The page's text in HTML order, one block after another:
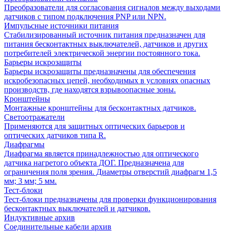
Преобразователи для согласования сигналов между выходами
датчиков с типом подключения PNP или NPN.
Импульсные источники питания
Стабилизированный источник питания предназначен для
питания бесконтактных выключателей, датчиков и других
потребителей электрической энергии постоянного тока.
Барьеры искрозащиты
Барьеры искрозащиты предназначены для обеспечения
искробезопасных цепей, необходимых в условиях опасных
производств, где находятся взрывоопасные зоны.
Кронштейны
Монтажные кронштейны для бесконтактных датчиков.
Светоотражатели
Применяются для защитных оптических барьеров и
оптических датчиков типа R.
Диафрагмы
Диафрагма является принадлежностью для оптического
датчика нагретого объекта ДОГ. Предназначена для
ограничения поля зрения. Диаметры отверстий диафрагм 1,5
мм; 3 мм; 5 мм.
Тест-блоки
Тест-блоки предназначены для проверки функционирования
бесконтактных выключателей и датчиков.
Индуктивные архив
Соединительные кабели архив